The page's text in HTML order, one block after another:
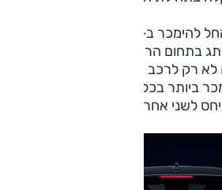
בתחום הרכב הפרטי כאן (אוטובוסים
היה לא רק לרכב החשמלי הנמכר ביותר
הנמכר ביותר בכלל בשנה זו כמו-גם בשנה
לשני אחריו.